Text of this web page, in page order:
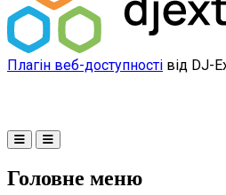
Плагін веб-доступності від DJ-
Головне меню